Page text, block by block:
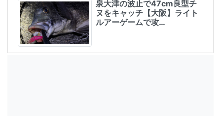
泉大津の波止で47cm良型チ
ヌをキャッチ【大阪】ライト
ルアーゲームで攻…